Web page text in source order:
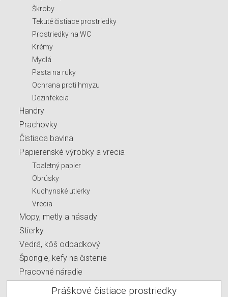
Škroby
Tekuté čistiace prostriedky
Prostriedky na WC
Krémy
Mydlá
Pasta na ruky
Ochrana proti hmyzu
Dezinfekcia
Handry
Prachovky
Čistiaca bavlna
Papierenské výrobky a vrecia
Toaletný papier
Obrúsky
Kuchynské utierky
Vrecia
Mopy, metly a násady
Stierky
Vedrá, kôš odpadkový
Špongie, kefy na čistenie
Pracovné náradie
Práškové čistiace prostriedky